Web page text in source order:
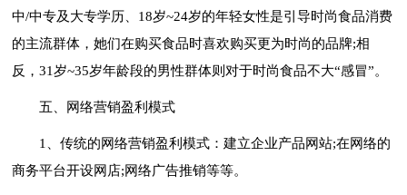
中/中专及大专学历、18岁~24岁的年轻女性是引导时尚食品消费
的主流群体，她们在购买食品时喜欢购买更为时尚的品牌;相
反，31岁~35岁年龄段的男性群体则对于时尚食品不大“感冒”。
五、网络营销盈利模式
1、传统的网络营销盈利模式：建立企业产品网站;在网络的
商务平台开设网店;网络广告推销等等。